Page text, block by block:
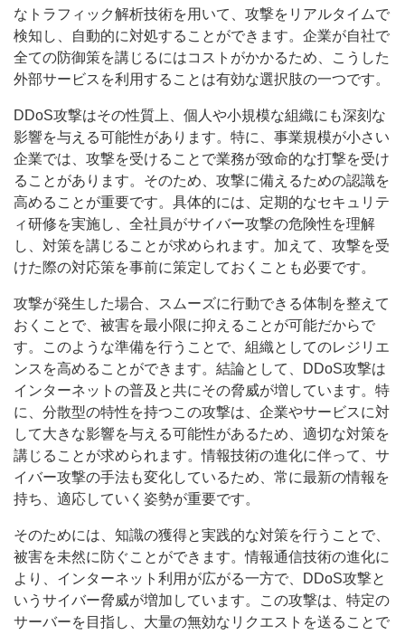
なトラフィック解析技術を用いて、攻撃をリアルタイムで
検知し、自動的に対処することができます。企業が自社で
全ての防御策を講じるにはコストがかかるため、こうした
外部サービスを利用することは有効な選択肢の一つです。
DDoS攻撃はその性質上、個人や小規模な組織にも深刻な
影響を与える可能性があります。特に、事業規模が小さい
企業では、攻撃を受けることで業務が致命的な打撃を受け
ることがあります。そのため、攻撃に備えるための認識を
高めることが重要です。具体的には、定期的なセキュリテ
ィ研修を実施し、全社員がサイバー攻撃の危険性を理解
し、対策を講じることが求められます。加えて、攻撃を受
けた際の対応策を事前に策定しておくことも必要です。
攻撃が発生した場合、スムーズに行動できる体制を整えて
おくことで、被害を最小限に抑えることが可能だからで
す。このような準備を行うことで、組織としてのレジリエ
ンスを高めることができます。結論として、DDoS攻撃は
インターネットの普及と共にその脅威が増しています。特
に、分散型の特性を持つこの攻撃は、企業やサービスに対
して大きな影響を与える可能性があるため、適切な対策を
講じることが求められます。情報技術の進化に伴って、サ
イバー攻撃の手法も変化しているため、常に最新の情報を
持ち、適応していく姿勢が重要です。
そのためには、知識の獲得と実践的な対策を行うことで、
被害を未然に防ぐことができます。情報通信技術の進化に
より、インターネット利用が広がる一方で、DDoS攻撃と
いうサイバー脅威が増加しています。この攻撃は、特定の
サーバーを目指し、大量の無効なリクエストを送ることで